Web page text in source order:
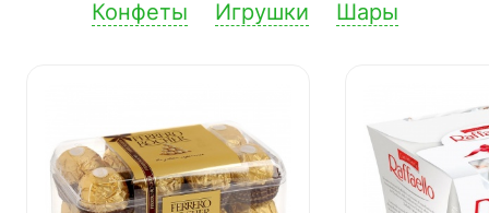
Конфеты Игрушки Шары